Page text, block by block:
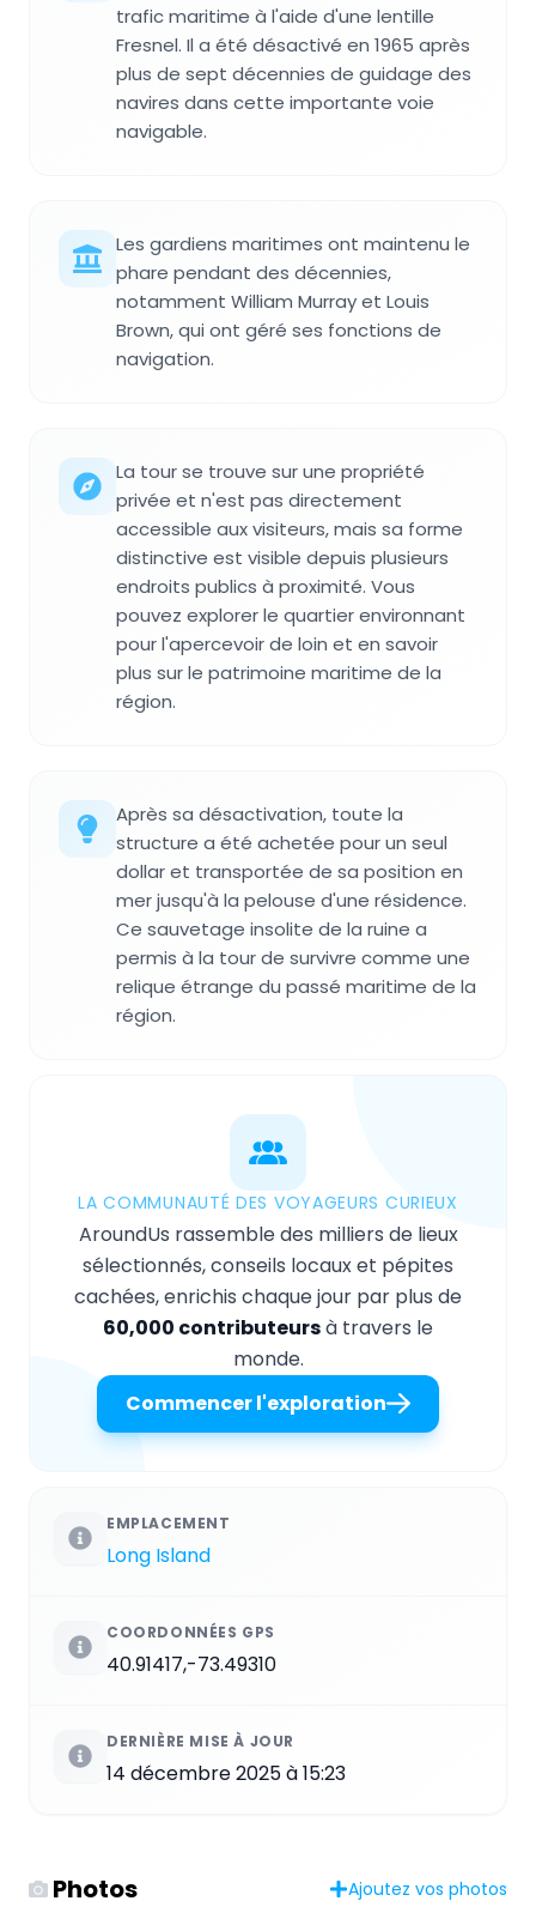
trafic maritime à l'aide d'une lentille
Fresnel. Il a été désactivé en 1965 après
plus de sept décennies de guidage des
navires dans cette importante voie
navigable.
Les gardiens maritimes ont maintenu le
phare pendant des décennies,
notamment William Murray et Louis
Brown, qui ont géré ses fonctions de
navigation.
La tour se trouve sur une propriété
privée et n'est pas directement
accessible aux visiteurs, mais sa forme
distinctive est visible depuis plusieurs
endroits publics à proximité. Vous
pouvez explorer le quartier environnant
pour l'apercevoir de loin et en savoir
plus sur le patrimoine maritime de la
région.
Après sa désactivation, toute la
structure a été achetée pour un seul
dollar et transportée de sa position en
mer jusqu'à la pelouse d'une résidence.
Ce sauvetage insolite de la ruine a
permis à la tour de survivre comme une
relique étrange du passé maritime de la
région.
LA COMMUNAUTÉ DES VOYAGEURS CURIEUX
AroundUs rassemble des milliers de lieux
sélectionnés, conseils locaux et pépites
cachées, enrichis chaque jour par plus de
60,000 contributeursà travers le
monde.
Commencer l'exploration
EMPLACEMENT
Long Island
COORDONNÉES GPS
40.91417,-73.49310
DERNIÈRE MISE À JOUR
14 décembre 2025 à 15:23
Photos Ajoutez vos photos